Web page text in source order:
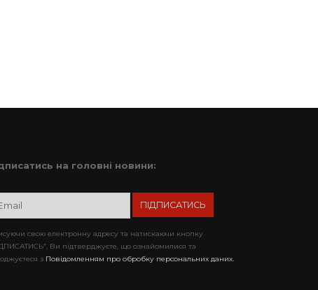
на головні новини:
свою електронну адресу та натискаючи кнопку
Ви підтверджуєте, що ознайомилися та
з Повідомленням про обробку персональних даних.